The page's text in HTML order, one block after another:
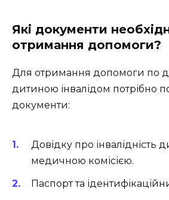
Які документи
отримання допомоги?
Для отримання допомоги по
дитиною інвалідом потрібно
документи:
Довідку про інвалідність
медичною комісією.
Паспорт та